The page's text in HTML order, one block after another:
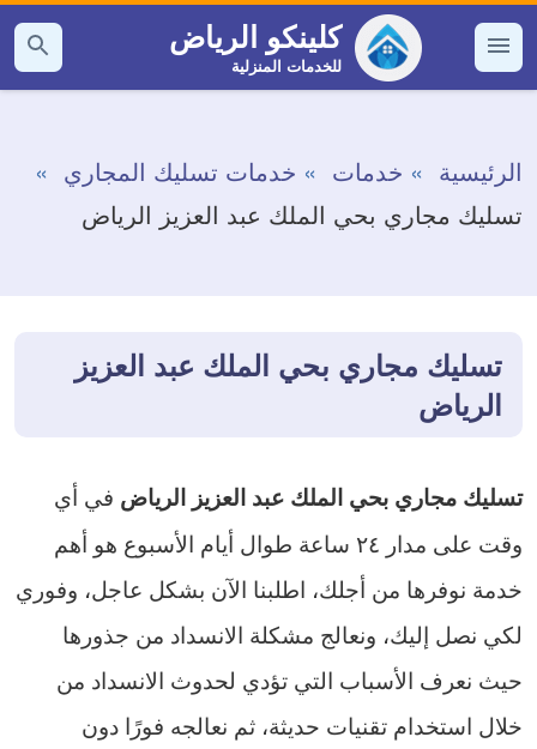
التجاوز
إلى القائمة
كلينكو الرياض
للخدمات المنزلية
بحث
عن
الرئيسية خدمات
خدمات تسليك المجاري
تسليك مجاري بحي الملك عبد العزيز الرياض
تسليك مجاري بحي الملك عبد العزيز
الرياض
تسليك مجاري بحي الملك عبد العزيز الرياض في أي
وقت على مدار ٢٤ ساعة طوال أيام الأسبوع هو أهم
خدمة نوفرها من أجلك، اطلبنا الآن بشكل عاجل، وفوري
لكي نصل إليك، ونعالج مشكلة الانسداد من جذورها
حيث نعرف الأسباب التي تؤدي لحدوث الانسداد من
خلال استخدام تقنيات حديثة، ثم نعالجه فورًا دون